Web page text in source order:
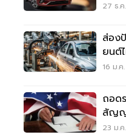
27 ธ.
ส่อง
ยนต์
16 ม.
ถอด
สัญญาข้
ไทย
23 ม.